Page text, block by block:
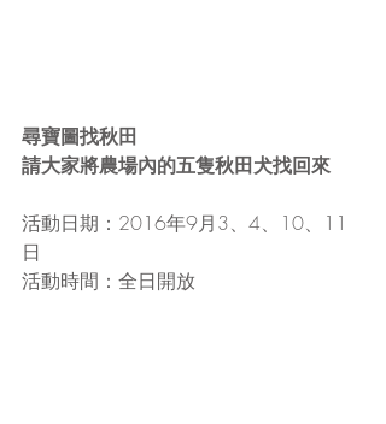
尋寶圖找秋田
請大家將農場內的五隻秋田犬找回來
活動日期：2016年9月3、4、10、11
日
活動時間：全日開放